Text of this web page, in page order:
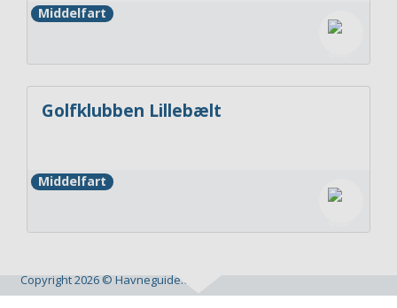
Middelfart
Golfklubben Lillebælt
Middelfart
Copyright 2026 © Havneguide.dk